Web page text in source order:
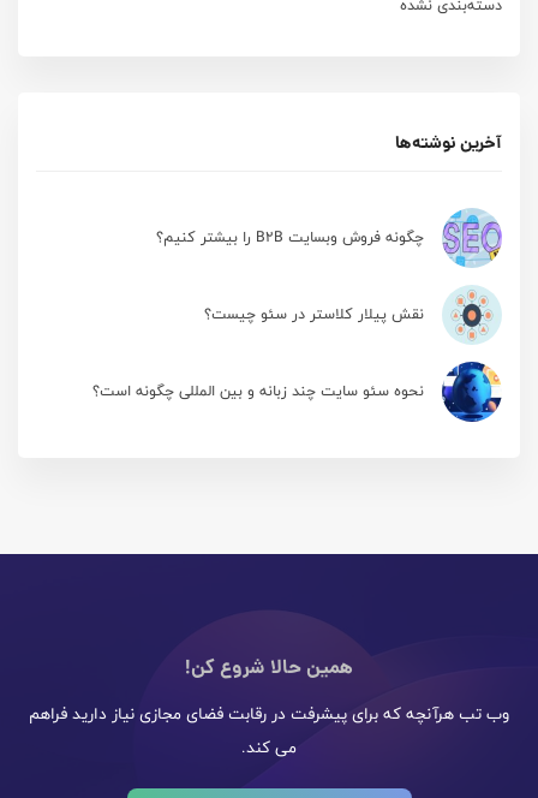
دسته‌بندی نشده
آخرین نوشته‌ها
چگونه فروش وبسایت B2B را بیشتر کنیم؟
نقش پیلار کلاستر در سئو چیست؟
نحوه سئو سایت چند زبانه و بین المللی چگونه است؟
همین حالا شروع کن!
وب تب هرآنچه که برای پیشرفت در رقابت فضای مجازی نیاز دارید فراهم
می کند.